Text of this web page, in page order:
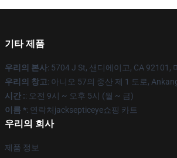
기타 제품
우리의 본사: 5704 J St, 샌디에이고, CA 92101,
우리의 창고: 아니오 57의 중산 제 1 도로,
시간 :: 오전 9시 ~ 오후 5시 (월 ~ 금)
이름 *: 연락처jacksepticeye쇼핑 카트
우리의 회사
제품 정보